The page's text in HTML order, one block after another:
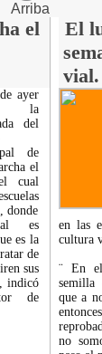
Arriba
el
El
vial.
ayer
la
del
de
el
cual
donde
es
es la
de
sus
indicó
de
en las
cultura
¨ En
semilla
que a
no